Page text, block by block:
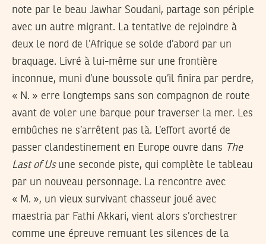
note par le beau Jawhar Soudani, partage son périple
avec un autre migrant. La tentative de rejoindre à
deux le nord de l’Afrique se solde d’abord par un
braquage. Livré à lui-même sur une frontière
inconnue, muni d’une boussole qu’il finira par perdre,
« N. » erre longtemps sans son compagnon de route
avant de voler une barque pour traverser la mer. Les
embûches ne s’arrêtent pas là. L’effort avorté de
passer clandestinement en Europe ouvre dans The
Last of Us une seconde piste, qui complète le tableau
par un nouveau personnage. La rencontre avec
« M. », un vieux survivant chasseur joué avec
maestria par Fathi Akkari, vient alors s’orchestrer
comme une épreuve remuant les silences de la